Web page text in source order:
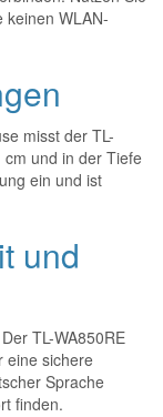
keinen WLAN-
misst der TL-
cm und in der Tiefe
ein und ist
und
TL-WA850RE
eine sichere
Sprache
finden.